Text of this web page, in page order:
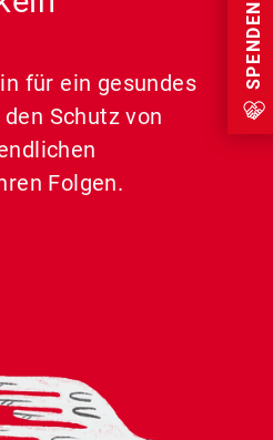
SPENDEN
für ein gesundes
Schutz von
Folgen.